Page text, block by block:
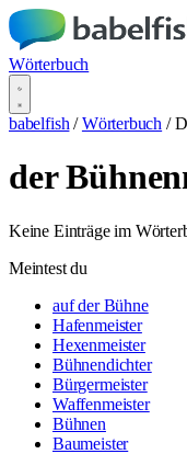
Wörterbuch
babelfish / Wörterbuch /
der
Keine Einträge im
Meintest du
auf der Bühne
Hafenmeister
Hexenmeister
Bühnendichter
Bürgermeister
Waffenmeister
Bühnen
Baumeister